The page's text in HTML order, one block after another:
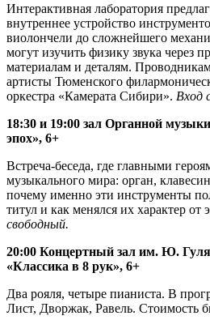
Интерактивная лаборатория
внутреннее устройство
виолончели до сложнейшего
могут изучить физику звука через
материалам и деталям.
артисты Тюменского
оркестра «Камерата Сибири». Вход
18:30 и 19:00 зал Органной
эпох», 6+
Встреча-беседа, где главными
музыкального мира: орган,
почему именно эти инструменты
титул и как менялся их характер от
свободный.
20:00 Концертный зал им. Ю.
«Классика в 8 рук», 6+
Два рояля, четыре пианиста. В
Лист, Дворжак, Равель. Стоимость